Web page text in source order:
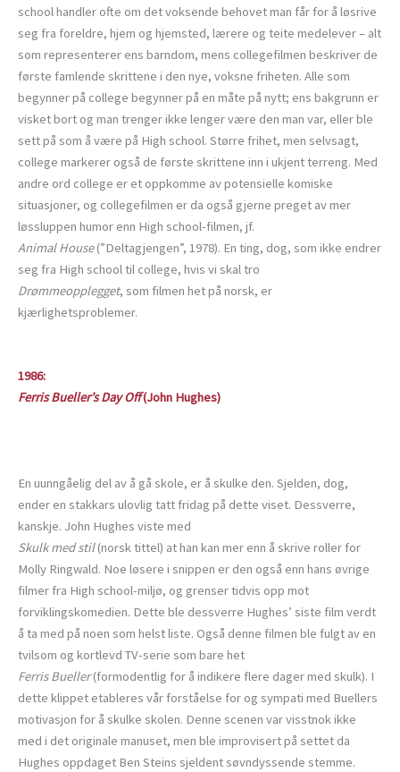
school handler ofte om det voksende behovet man får for å løsrive
seg fra foreldre, hjem og hjemsted, lærere og teite medelever – alt
som representerer ens barndom, mens collegefilmen beskriver de
første famlende skrittene i den nye, voksne friheten. Alle som
begynner på college begynner på en måte på nytt; ens bakgrunn er
visket bort og man trenger ikke lenger være den man var, eller ble
sett på som å være på High school. Større frihet, men selvsagt,
college markerer også de første skrittene inn i ukjent terreng. Med
andre ord college er et oppkomme av potensielle komiske
situasjoner, og collegefilmen er da også gjerne preget av mer
løssluppen humor enn High school-filmen, jf.
Animal House(”Deltagjengen”, 1978). En ting, dog, som ikke endrer
seg fra High school til college, hvis vi skal tro
Drømmeopplegget, som filmen het på norsk, er
kjærlighetsproblemer.
1986:
Ferris Bueller’s Day Off(John Hughes)
En uunngåelig del av å gå skole, er å skulke den. Sjelden, dog,
ender en stakkars ulovlig tatt fridag på dette viset. Dessverre,
kanskje. John Hughes viste med
Skulk med stil(norsk tittel) at han kan mer enn å skrive roller for
Molly Ringwald. Noe løsere i snippen er den også enn hans øvrige
filmer fra High school-miljø, og grenser tidvis opp mot
forviklingskomedien. Dette ble dessverre Hughes’ siste film verdt
å ta med på noen som helst liste. Også denne filmen ble fulgt av en
tvilsom og kortlevd TV-serie som bare het
Ferris Bueller(formodentlig for å indikere flere dager med skulk). I
dette klippet etableres vår forståelse for og sympati med Buellers
motivasjon for å skulke skolen. Denne scenen var visstnok ikke
med i det originale manuset, men ble improvisert på settet da
Hughes oppdaget Ben Steins sjeldent søvndyssende stemme.